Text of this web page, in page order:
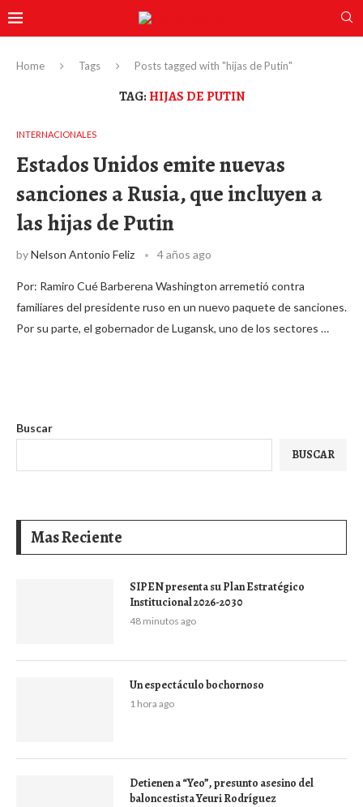
Home Tags Posts tagged with "hijas de Putin"
TAG:HIJAS DE PUTIN
INTERNACIONALES
Estados Unidos emite nuevas
sanciones a Rusia, que incluyen a
las hijas de Putin
byNelson Antonio Feliz 4 años ago
Por: Ramiro Cué Barberena Washington arremetió contra
familiares del presidente ruso en un nuevo paquete de sanciones.
Por su parte, el gobernador de Lugansk, uno de los sectores …
Buscar
BUSCAR
Mas Reciente
SIPEN presenta su Plan Estratégico
Institucional 2026-2030
48 minutos ago
Un espectáculo bochornoso
1 hora ago
Detienen a “Yeo”, presunto asesino del
baloncestista Yeuri Rodríguez